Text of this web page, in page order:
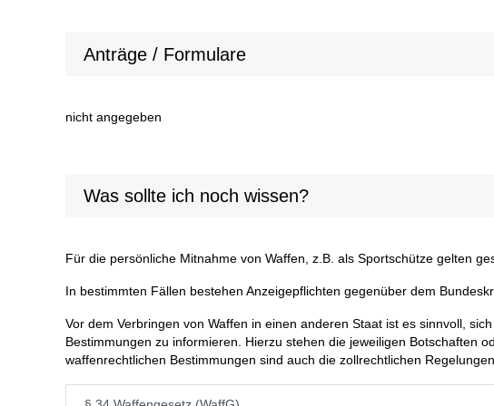
Anträge / Formulare
nicht angegeben
Was sollte ich noch wissen?
Für die persönliche Mitnahme von Waffen, z.B. als Sportschütze gelten
In bestimmten Fällen bestehen Anzeigepflichten gegenüber dem
Vor dem Verbringen von Waffen in einen anderen Staat ist es sinnvoll,
Bestimmungen zu informieren. Hierzu stehen die jeweiligen Botschaften
waffenrechtlichen Bestimmungen sind auch die zollrechtlichen